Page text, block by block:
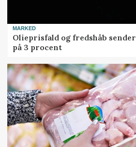
MARKED
Olieprisfald og fredshåb
på 3 procent